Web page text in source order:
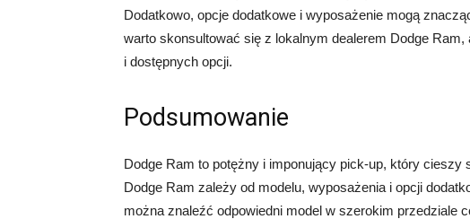
Dodatkowo, opcje dodatkowe i wyposażenie mogą
warto skonsultować się z lokalnym dealerem Dodge
i dostępnych opcji.
Podsumowanie
Dodge Ram to potężny i imponujący pick-up, który cieszy
Dodge Ram zależy od modelu, wyposażenia i opcji
można znaleźć odpowiedni model w szerokim przedziale